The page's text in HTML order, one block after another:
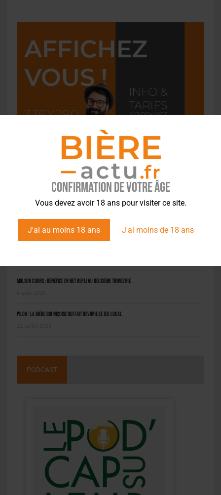
Confirmation de votre âge
Vous devez avoir 18 ans pour visiter ce site.
J'ai au moins 18 ans J'ai moins de 18 ans
L'ACTU EN BREF
Molson Coors : bénéfice en net repli au deuxième trimestre
Pilou : la bière bio niçoise qui fait revivre le jeu local
PODCAST